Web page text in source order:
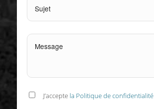
J’accepte la Politique de confidentialité